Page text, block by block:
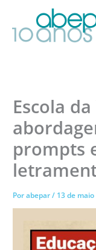
conteúdo
Escola
prompts
Porabepar/ 13 de